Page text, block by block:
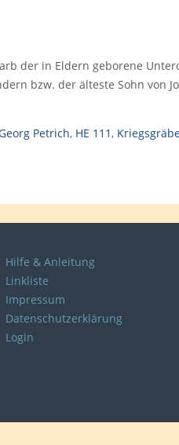
der in Eldern geborene
bzw. der älteste Sohn von
Petrich, HE 111,
Hilfe & Anleitung
Linkliste
Impressum
Datenschutzerklärung
Login